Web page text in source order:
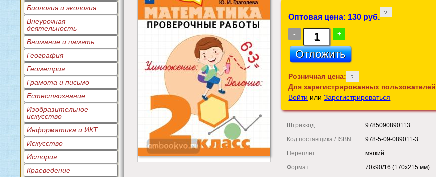
Биология и экология
Внеурочная
деятельность
Внимание и память
География
Геометрия
Грамота и письмо
Естествознание
Изобразительное
искусство
Информатика и ИКТ
Искусство
История
Краеведение
Оптовая цена: 130 руб.
- +
Розничная цена:
Для зарегистрированных пользователей
Войти илиЗарегистрироваться
Штрихкод
9785090890113
Код поставщика / ISBN
978-5-09-089011-3
Переплет
мягкий
Формат
70x90/16 (170x215 мм)